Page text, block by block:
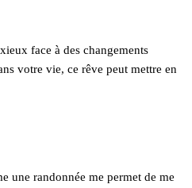
face à des changements
votre vie, ce rêve peut mettre en
une randonnée me permet de me